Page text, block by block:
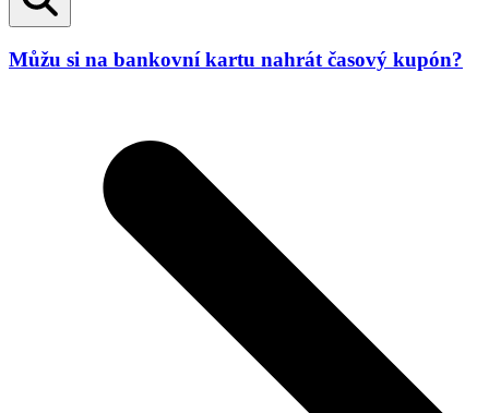
Můžu si na bankovní kartu nahrát časový kupón?